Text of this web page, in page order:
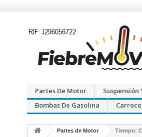
Partes De Motor Suspensión
Bombas De Gasolina
Partes de Motor Tiempo: